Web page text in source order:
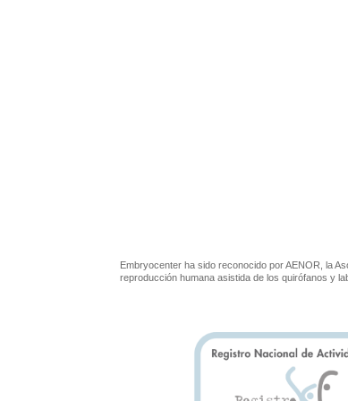
Embryocenter ha sido reconocido por AENOR, la
reproducción humana asistida de los quirófanos y